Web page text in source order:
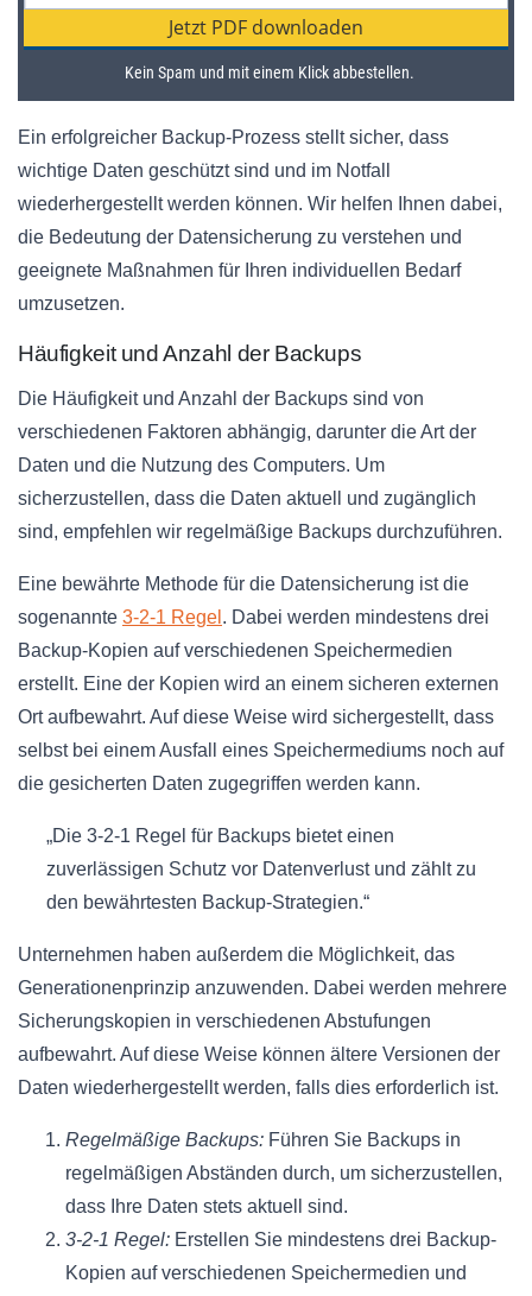
Ein erfolgreicher Backup-Prozess stellt sicher, dass
wichtige Daten geschützt sind und im Notfall
wiederhergestellt werden können. Wir helfen Ihnen dabei,
die Bedeutung der Datensicherung zu verstehen und
geeignete Maßnahmen für Ihren individuellen Bedarf
umzusetzen.
Häufigkeit und Anzahl der Backups
Die Häufigkeit und Anzahl der Backups sind von
verschiedenen Faktoren abhängig, darunter die Art der
Daten und die Nutzung des Computers. Um
sicherzustellen, dass die Daten aktuell und zugänglich
sind, empfehlen wir regelmäßige Backups durchzuführen.
Eine bewährte Methode für die Datensicherung ist die
sogenannte 3-2-1 Regel . Dabei werden mindestens drei
Backup-Kopien auf verschiedenen Speichermedien
erstellt. Eine der Kopien wird an einem sicheren externen
Ort aufbewahrt. Auf diese Weise wird sichergestellt, dass
selbst bei einem Ausfall eines Speichermediums noch auf
die gesicherten Daten zugegriffen werden kann.
„Die 3-2-1 Regel für Backups bietet einen
zuverlässigen Schutz vor Datenverlust und zählt zu
den bewährtesten Backup-Strategien.“
Unternehmen haben außerdem die Möglichkeit, das
Generationenprinzip anzuwenden. Dabei werden mehrere
Sicherungskopien in verschiedenen Abstufungen
aufbewahrt. Auf diese Weise können ältere Versionen der
Daten wiederhergestellt werden, falls dies erforderlich ist.
Regelmäßige Backups: Führen Sie Backups in
regelmäßigen Abständen durch, um sicherzustellen,
dass Ihre Daten stets aktuell sind.
3-2-1 Regel: Erstellen Sie mindestens drei Backup-
Kopien auf verschiedenen Speichermedien und